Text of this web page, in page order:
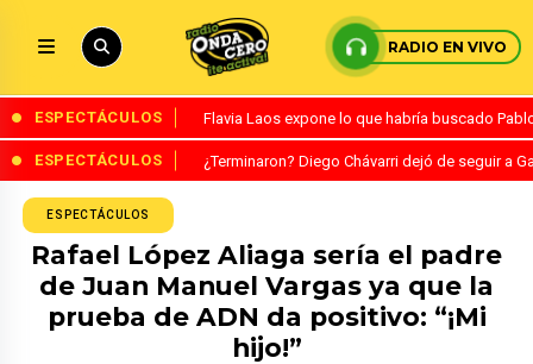
RADIO EN VIVO
ESPECTÁCULOS Flavia Laos expone lo que habría buscado
ESPECTÁCULOS ¿Terminaron? Diego Chávarri dejó de seguir a
ESPECTÁCULOS
Rafael López Aliaga sería el padre
de Juan Manuel Vargas ya que la
prueba de ADN da positivo: “¡Mi
hijo!”